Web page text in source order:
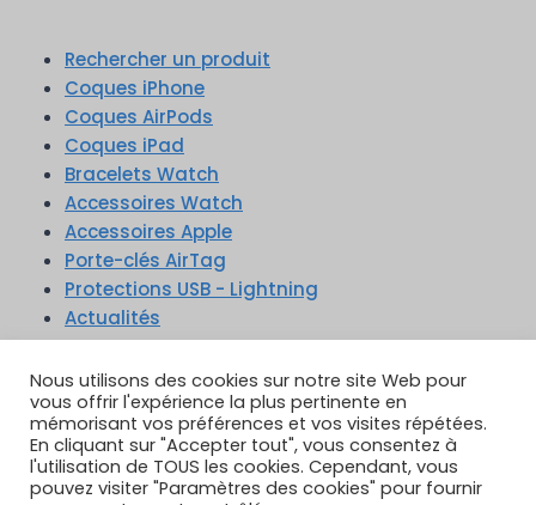
Rechercher un produit
Coques iPhone
Coques AirPods
Coques iPad
Bracelets Watch
Accessoires Watch
Accessoires Apple
Porte-clés AirTag
Protections USB - Lightning
Actualités
TikTok YouTube
Google Reviews
Instagram
Nous utilisons des cookies sur notre site Web pour
vous offrir l'expérience la plus pertinente en
mémorisant vos préférences et vos visites répétées.
En cliquant sur "Accepter tout", vous consentez à
l'utilisation de TOUS les cookies. Cependant, vous
pouvez visiter "Paramètres des cookies" pour fournir